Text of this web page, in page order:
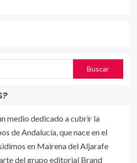
medio dedicado a cubrir la
de Andalucía, que nace en el
en Mairena del Aljarafe
del grupo editorial Brand